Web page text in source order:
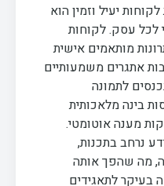
יעיל וזמין הוא
לכל עסק. לקוחות
מותאמים אישית
המציבות אתגרים משמעותיים
לתמונה
בינה מלאכותית
מענה אוטומטי.
נרחב בתכנות,
מה שהפך אותה
בעיקר לתאגידים